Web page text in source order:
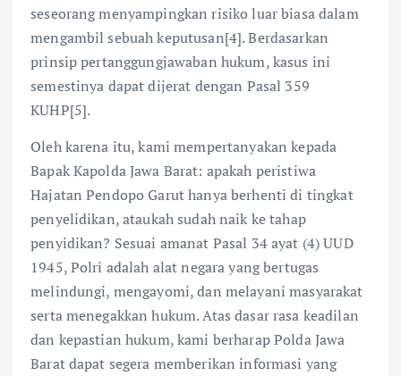
seseorang menyampingkan risiko luar biasa dalam
mengambil sebuah keputusan[4]. Berdasarkan
prinsip pertanggungjawaban hukum, kasus ini
semestinya dapat dijerat dengan Pasal 359
KUHP[5].
Oleh karena itu, kami mempertanyakan kepada
Bapak Kapolda Jawa Barat: apakah peristiwa
Hajatan Pendopo Garut hanya berhenti di tingkat
penyelidikan, ataukah sudah naik ke tahap
penyidikan? Sesuai amanat Pasal 34 ayat (4) UUD
1945, Polri adalah alat negara yang bertugas
melindungi, mengayomi, dan melayani masyarakat
serta menegakkan hukum. Atas dasar rasa keadilan
dan kepastian hukum, kami berharap Polda Jawa
Barat dapat segera memberikan informasi yang